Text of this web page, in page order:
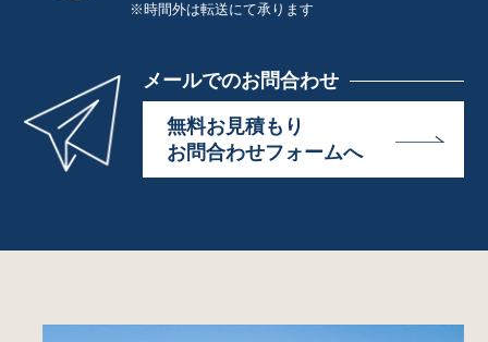
※時間外は転送にて承ります
メールでのお問合わせ
無料お見積もり
お問合わせフォームへ